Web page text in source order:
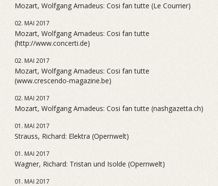
Mozart, Wolfgang Amadeus: Cosi fan tutte (Le Courrier)
02. MAI 2017
Mozart, Wolfgang Amadeus: Cosi fan tutte
(http://www.concerti.de)
02. MAI 2017
Mozart, Wolfgang Amadeus: Cosi fan tutte
(www.crescendo-magazine.be)
02. MAI 2017
Mozart, Wolfgang Amadeus: Cosi fan tutte (nashgazetta.ch)
01. MAI 2017
Strauss, Richard: Elektra (Opernwelt)
01. MAI 2017
Wagner, Richard: Tristan und Isolde (Opernwelt)
01. MAI 2017